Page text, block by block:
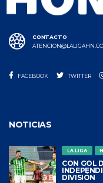
CONTACTO
FACEBOOK TWITTER
NOTICIAS
LA LIGA
CON GOL
DIVISIÓN